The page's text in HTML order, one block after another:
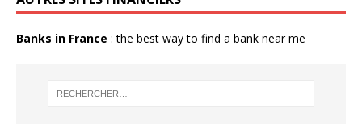
Banks in France : the best way to find a bank near me